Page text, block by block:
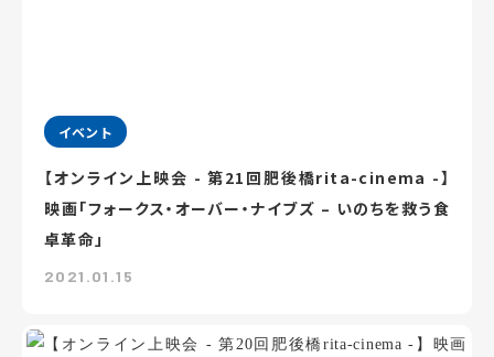
イベント
【オンライン上映会 - 第21回肥後橋rita-cinema -】
映画「フォークス・オーバー・ナイブズ – いのちを救う食
卓革命」
2021.01.15